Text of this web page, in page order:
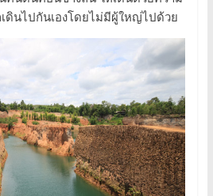
เดินไปกันเองโดยไม่มีผู้ใหญ่ไปด้วย